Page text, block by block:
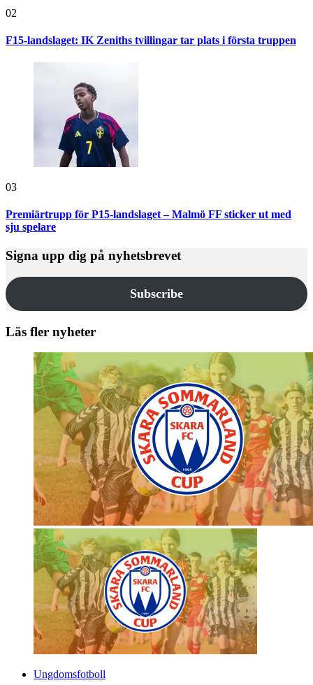
02
F15-landslaget: IK Zeniths tvillingar tar plats i första truppen
03
Premiärtrupp för P15-landslaget – Malmö FF sticker ut med
sju spelare
Signa upp dig på nyhetsbrevet
Subscribe
Läs fler nyheter
Ungdomsfotboll